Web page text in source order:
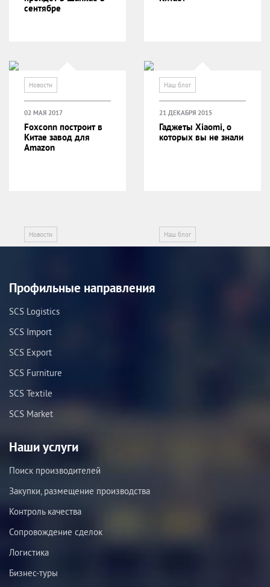
Новости
сентябре
Наш блог
Новости
02 МАЯ 2017
Foxconn построит в
Китае завод для
Amazon
Наш блог
21 ДЕКАБРЯ 2015
Гаджеты Xiaomi, о
которых вы не знали
Профильные направления
SCS Logistics
SCS Import
SCS Export
SCS Furniture
SCS Textile
SCS Market
Наши услуги
Поиск производителей
Закупки, размещение производства
Контроль качества
Сопровождение сделок
Логистика
Бизнес-туры